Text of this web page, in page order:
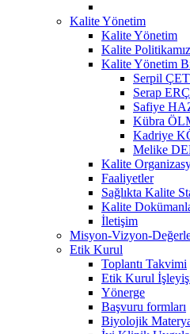
Kalite Yönetim
Kalite Yönetim
Kalite Politikamız
Kalite Yönetim
Serpil
Serap
Safiye
Kübra
Kadriye
Melike
Kalite
Faaliyetler
Sağlıkta Kalite
Kalite
İletişim
Misyon-Vizyon-
Etik Kurul
Toplantı Takvimi
Etik Kurul
Yönerge
Başvuru formları
Biyolojik